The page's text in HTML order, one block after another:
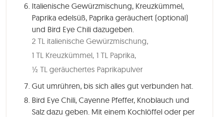
Italienische Gewürzmischung, Kreuzkümmel,
Paprika edelsüß, Paprika geräuchert (optional)
und Bird Eye Chili dazugeben.
2 TL italienische Gewürzmischung,
1 TL Kreuzkümmel, 1 TL Paprika,
½ TL geräuchertes Paprikapulver
Gut umrühren, bis sich alles gut verbunden hat.
Bird Eye Chili, Cayenne Pfeffer, Knoblauch und
Salz dazu geben. Mit einem Kochlöffel oder per